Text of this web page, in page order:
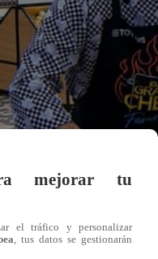
mejorar tu
el tráfico y personalizar
, tus datos se gestionarán